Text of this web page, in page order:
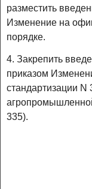
разместить
Изменение на
порядке.
4. Закрепить
приказом
стандартизации
335).